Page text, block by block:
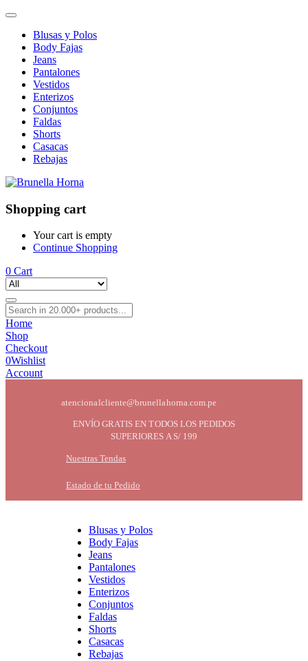
Blusas y Polos
Body Fajas
Jeans
Pantalones
Vestidos
Enterizos
Conjuntos
Faldas
Shorts
Casacas
Rebajas
Shopping cart
Your cart is empty
Continue Shopping
0 Cart
Home
Shop
Checkout
0Wishlist
Account
atencionalcliente@brunellahorna.com.pe
ENVÍO GRATIS EN TODOS LOS PEDIDOS
SUPERIORES A S/ 199
Nuestras Tendas
Estado de tu Pedido
Blusas y Polos
Body Fajas
Jeans
Pantalones
Vestidos
Enterizos
Conjuntos
Faldas
Shorts
Casacas
Rebajas